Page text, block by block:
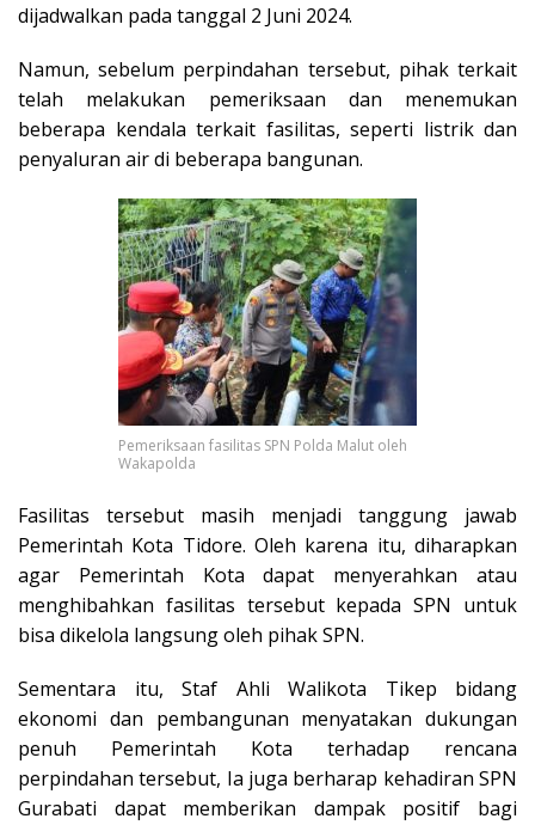
dijadwalkan pada tanggal 2 Juni 2024.
Namun, sebelum perpindahan tersebut, pihak terkait
telah melakukan pemeriksaan dan menemukan
beberapa kendala terkait fasilitas, seperti listrik dan
penyaluran air di beberapa bangunan.
Pemeriksaan fasilitas SPN Polda Malut oleh
Wakapolda
Fasilitas tersebut masih menjadi tanggung jawab
Pemerintah Kota Tidore. Oleh karena itu, diharapkan
agar Pemerintah Kota dapat menyerahkan atau
menghibahkan fasilitas tersebut kepada SPN untuk
bisa dikelola langsung oleh pihak SPN.
Sementara itu, Staf Ahli Walikota Tikep bidang
ekonomi dan pembangunan menyatakan dukungan
penuh Pemerintah Kota terhadap rencana
perpindahan tersebut, Ia juga berharap kehadiran SPN
Gurabati dapat memberikan dampak positif bagi